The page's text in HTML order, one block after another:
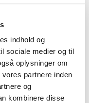
indhold og
sociale medier og til
oplysninger om
partnere inden
og
kombinere disse
som
en stor eller lille elbil,
dine behov.